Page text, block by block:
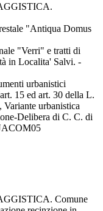
"Antiqua Domus
"Verri" e tratti di
in Localita' Salvi. -
urbanistici
15 ed art. 30 della L.
urbanistica
Delibera di C. C. di
Comune